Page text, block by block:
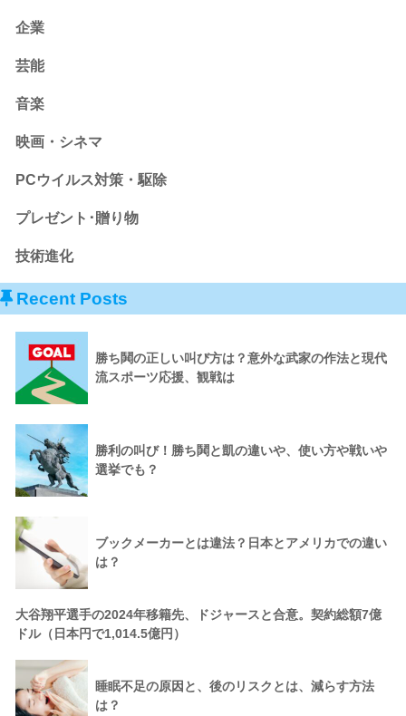
企業
芸能
音楽
映画・シネマ
PCウイルス対策・駆除
プレゼント･贈り物
技術進化
Recent Posts
勝ち鬨の正しい叫び方は？意外な武家の作法と現代
流スポーツ応援、観戦は
勝利の叫び！勝ち鬨と凱の違いや、使い方や戦いや
選挙でも？
ブックメーカーとは違法？日本とアメリカでの違い
は？
大谷翔平選手の2024年移籍先、ドジャースと合意。契約総額7億
ドル（日本円で1,014.5億円）
睡眠不足の原因と、後のリスクとは、減らす方法
は？